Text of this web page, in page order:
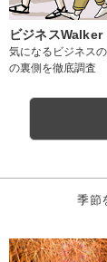
ビジネスWalker
気になるビジネス
の裏側を徹底調査
季節